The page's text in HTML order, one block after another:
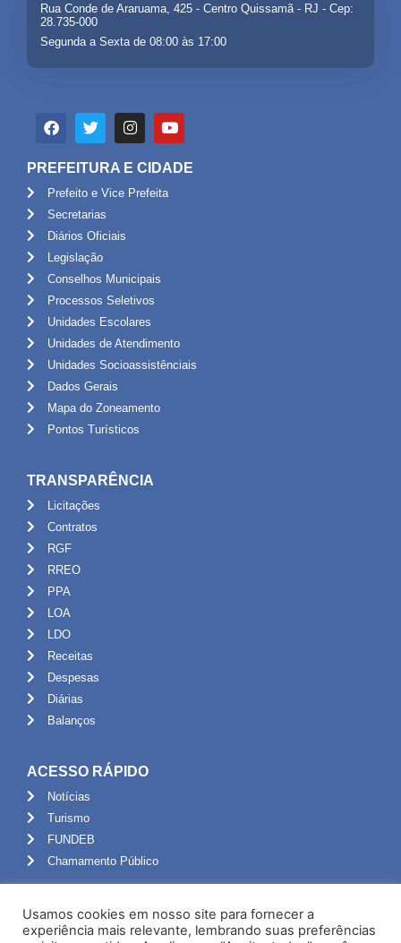
Rua Conde de Araruama, 425 - Centro Quissamã - RJ - Cep:
28.735-000
Segunda a Sexta de 08:00 às 17:00
PREFEITURA E CIDADE
Prefeito e Vice Prefeita
Secretarias
Diários Oficiais
Legislação
Conselhos Municipais
Processos Seletivos
Unidades Escolares
Unidades de Atendimento
Unidades Socioassistênciais
Dados Gerais
Mapa do Zoneamento
Pontos Turísticos
TRANSPARÊNCIA
Licitações
Contratos
RGF
RREO
PPA
LOA
LDO
Receitas
Despesas
Diárias
Balanços
ACESSO RÁPIDO
Notícias
Turismo
FUNDEB
Chamamento Público
Portal do Servidor
Usamos cookies em nosso site para fornecer a
experiência mais relevante, lembrando suas preferências